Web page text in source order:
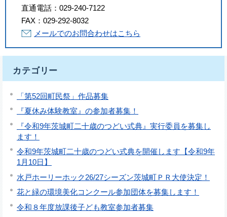
直通電話： 029-240-7122
FAX： 029-292-8032
メールでのお問合わせはこちら
カテゴリー
「第52回町民祭」作品募集
『夏休み体験教室』の参加者募集！
『令和9年茨城町二十歳のつどい式典』実行委員を募集し
ます！
令和9年茨城町二十歳のつどい式典を開催します【令和9年
1月10日】
水戸ホーリーホック26/27シーズン茨城町ＰＲ大使決定！
花と緑の環境美化コンクール参加団体を募集します！
令和８年度放課後子ども教室参加者募集